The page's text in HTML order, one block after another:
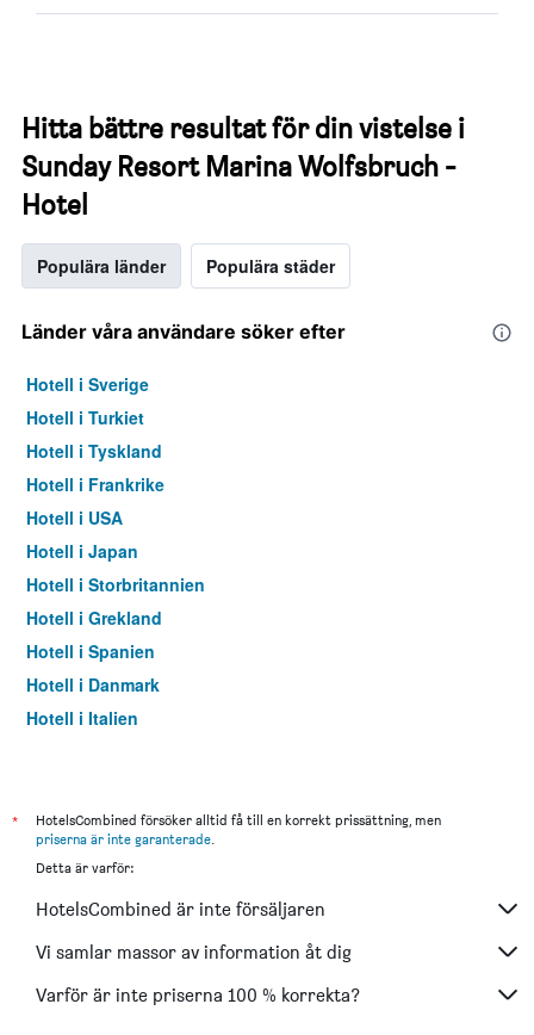
Hitta bättre resultat för din vistelse i
Sunday Resort Marina Wolfsbruch -
Hotel
Populära länder Populära städer
Länder våra användare söker efter
Hotell i Sverige
Hotell i Turkiet
Hotell i Tyskland
Hotell i Frankrike
Hotell i USA
Hotell i Japan
Hotell i Storbritannien
Hotell i Grekland
Hotell i Spanien
Hotell i Danmark
Hotell i Italien
*
HotelsCombined försöker alltid få till en korrekt prissättning, men
priserna är inte garanterade.
Detta är varför:
HotelsCombined är inte försäljaren
Vi samlar massor av information åt dig
Varför är inte priserna 100 % korrekta?